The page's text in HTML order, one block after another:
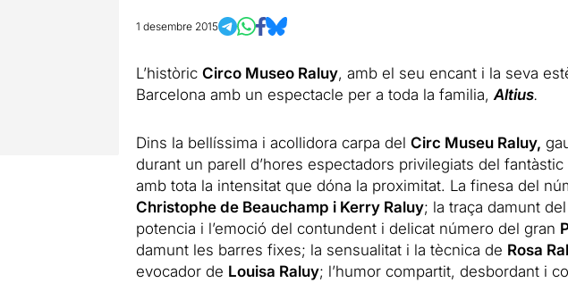
1 desembre 2015
L’històric Circo Museo Raluy, amb el seu encant i la seva
Barcelona amb un espectacle per a toda la familia,Altius​.
Dins la bellíssima i acollidora carpa del Circ Museu Raluy,
durant un parell d’hores espectadors privilegiats del
amb tota la intensitat que dóna la proximitat. La finesa del
Christophe de Beauchamp i Kerry Raluy; la traça damunt del
potencia i l’emoció del contundent i delicat número del gran
damunt les barres fixes; la sensualitat i la tècnica de Rosa
evocador de Louisa Raluy; l’humor compartit, desbordant i